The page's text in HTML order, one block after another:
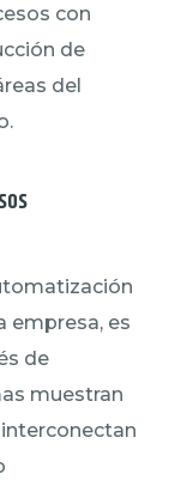
con
de
del
empresa, es
de
muestran